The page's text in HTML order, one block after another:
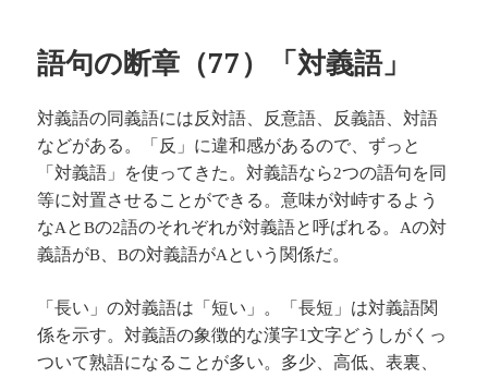
語句の断章（77）「対義語」
対義語の同義語には反対語、反意語、反義語、対語
などがある。「反」に違和感があるので、ずっと
「対義語」を使ってきた。対義語なら2つの語句を同
等に対置させることができる。意味が対峙するよう
なAとBの2語のそれぞれが対義語と呼ばれる。Aの対
義語がB、Bの対義語がAという関係だ。
「長い」の対義語は「短い」。「長短」は対義語関
係を示す。対義語の象徴的な漢字1文字どうしがくっ
ついて熟語になることが多い。多少、高低、表裏、